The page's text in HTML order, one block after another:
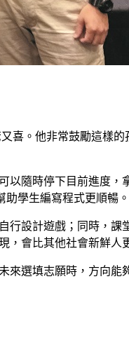
喜。他非常鼓勵這樣
隨時停下目前進度
學生編寫程式更順暢。
設計遊戲；同時，
會比其他社會新鮮人
來選填志願時，方向能